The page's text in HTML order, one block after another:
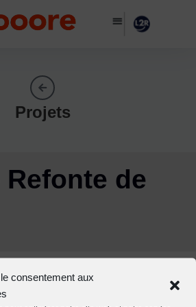
consentement aux
Projets
Refonte de